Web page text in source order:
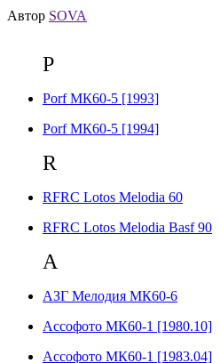
Автор SOVA
P
Porf МК60-5 [1993]
Porf МК60-5 [1994]
R
RFRC Lotos Melodia 60
RFRC Lotos Melodia Basf 90
А
АЗГ Мелодия МК60-6
Ассофото МК60-1 [1980.10]
Ассофото МК60-1 [1983.04]